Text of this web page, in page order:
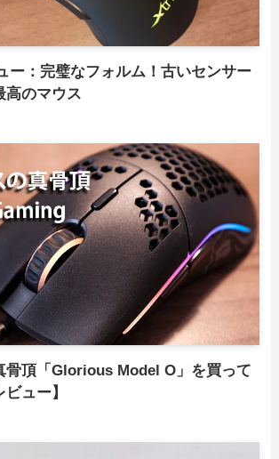
ー：完璧なフォルム！古いセンサー
高のマウス
骨頂「Glorious Model O」を買って
ュー】